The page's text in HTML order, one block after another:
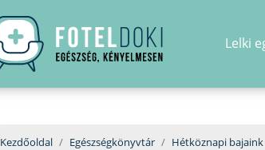
Lelki
Kezdőoldal Egészségkönyvtár Hétköznapi bajaink